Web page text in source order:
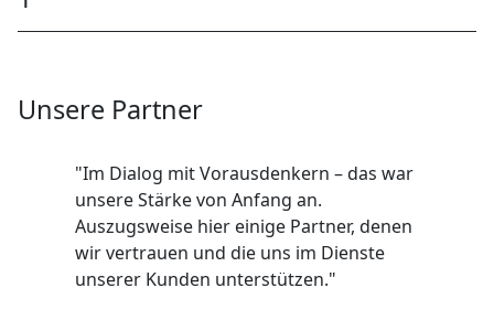
Unsere Partner
"Im Dialog mit Vorausdenkern – das war
unsere Stärke von Anfang an.
Auszugsweise hier einige Partner, denen
wir vertrauen und die uns im Dienste
unserer Kunden unterstützen."